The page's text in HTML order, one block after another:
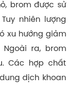
brom được sử
nhiên lượng
xu hướng giảm
ra, brom
Các hợp chất
dịch khoan